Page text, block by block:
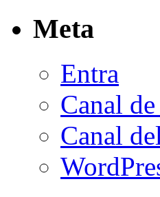
Meta
Entra
Canal
Canal